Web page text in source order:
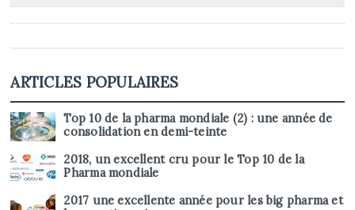
ARTICLES POPULAIRES
Top 10 de la pharma mondiale (2) : une année de
consolidation en demi-teinte
2018, un excellent cru pour le Top 10 de la
Pharma mondiale
2017 une excellente année pour les big pharma et